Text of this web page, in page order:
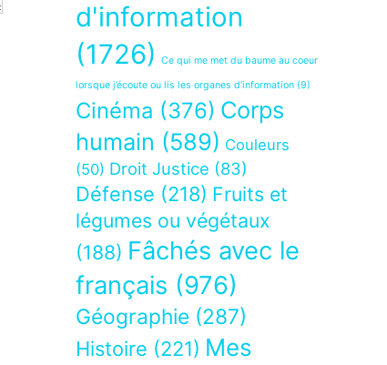
d'information
(1726)
Ce qui me met du baume au coeur
lorsque j’écoute ou lis les organes d’information (9)
Cinéma (376) Corps
humain (589) Couleurs
(50) Droit Justice (83)
Défense (218) Fruits et
légumes ou végétaux
(188) Fâchés avec le
français (976)
Géographie (287)
Histoire (221) Mes